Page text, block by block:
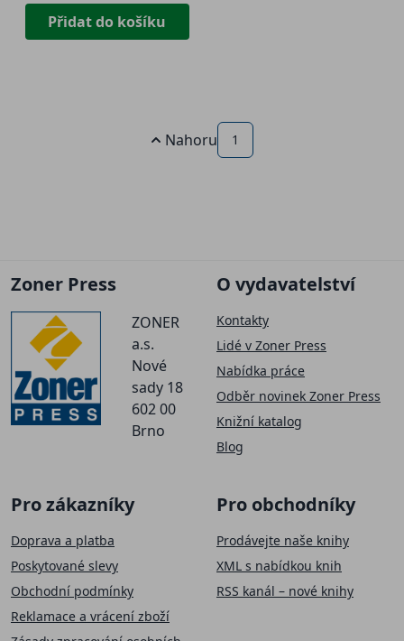
Přidat do košíku
Nahoru 1
Zoner Press
ZONER
a.s.
Nové
sady 18
602 00
Brno
O vydavatelství
Kontakty
Lidé v Zoner Press
Nabídka práce
Odběr novinek Zoner Press
Knižní katalog
Blog
Pro zákazníky
Doprava a platba
Poskytované slevy
Obchodní podmínky
Reklamace a vrácení zboží
Pro obchodníky
Prodávejte naše knihy
XML s nabídkou knih
RSS kanál – nové knihy